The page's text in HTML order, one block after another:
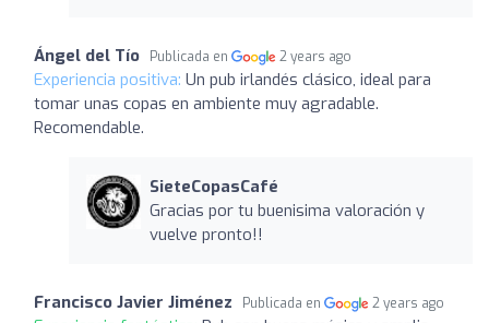
Ángel del Tío Publicada en 2 years ago
Experiencia positiva: Un pub irlandés clásico, ideal para
tomar unas copas en ambiente muy agradable.
Recomendable.
SieteCopasCafé
Gracias por tu buenisima valoración y
vuelve pronto!!
Francisco Javier Jiménez Publicada en 2 years ago